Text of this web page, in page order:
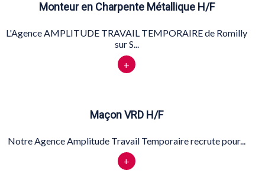
Monteur en Charpente Métallique H/F
L'Agence AMPLITUDE TRAVAIL TEMPORAIRE de Romilly
sur S...
+
Maçon VRD H/F
Notre Agence Amplitude Travail Temporaire recrute pour...
+